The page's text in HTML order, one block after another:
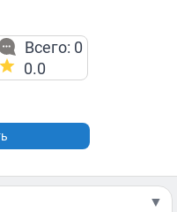
Всего: 0
0.0
▼